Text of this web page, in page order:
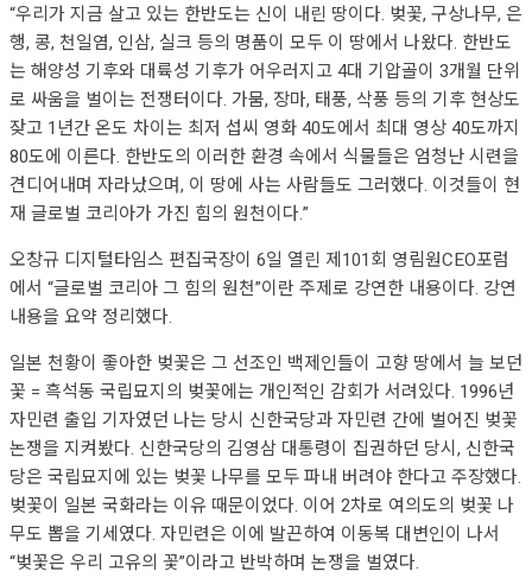
“우리가 지금 살고 있는 한반도는 신이 내린 땅이다. 벚꽃, 구상나무, 은
행, 콩, 천일염, 인삼, 실크 등의 명품이 모두 이 땅에서 나왔다. 한반도
는 해양성 기후와 대륙성 기후가 어우러지고 4대 기압골이 3개월 단위
로 싸움을 벌이는 전쟁터이다. 가뭄, 장마, 태풍, 삭풍 등의 기후 현상도
잦고 1년간 온도 차이는 최저 섭씨 영화 40도에서 최대 영상 40도까지
80도에 이른다. 한반도의 이러한 환경 속에서 식물들은 엄청난 시련을
견디어내며 자라났으며, 이 땅에 사는 사람들도 그러했다. 이것들이 현
재 글로벌 코리아가 가진 힘의 원천이다.”
오창규 디지털타임스 편집국장이 6일 열린 제101회 영림원CEO포럼
에서 “글로벌 코리아 그 힘의 원천”이란 주제로 강연한 내용이다. 강연
내용을 요약 정리했다.
일본 천황이 좋아한 벚꽃은 그 선조인 백제인들이 고향 땅에서 늘 보던
꽃 = 흑석동 국립묘지의 벚꽃에는 개인적인 감회가 서려있다. 1996년
자민련 출입 기자였던 나는 당시 신한국당과 자민련 간에 벌어진 벚꽃
논쟁을 지켜봤다. 신한국당의 김영삼 대통령이 집권하던 당시, 신한국
당은 국립묘지에 있는 벚꽃 나무를 모두 파내 버려야 한다고 주장했다.
벚꽃이 일본 국화라는 이유 때문이었다. 이어 2차로 여의도의 벚꽃 나
무도 뽑을 기세였다. 자민련은 이에 발끈하여 이동복 대변인이 나서
“벚꽃은 우리 고유의 꽃”이라고 반박하며 논쟁을 벌였다.